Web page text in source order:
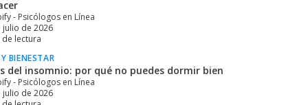
- Psicólogos en Línea
julio de 2026
de lectura
BIENESTAR
del insomnio: por qué no puedes dormir bien
- Psicólogos en Línea
julio de 2026